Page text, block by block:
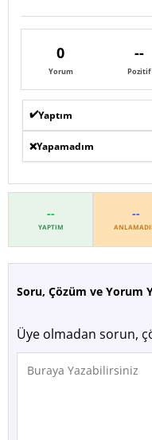
0
Yorum
--
Pozitif
✔️Yaptım
❌Yapamadım
--
YAPTIM
--
Soru, Çözüm ve Yorum
Üye olmadan sorun,